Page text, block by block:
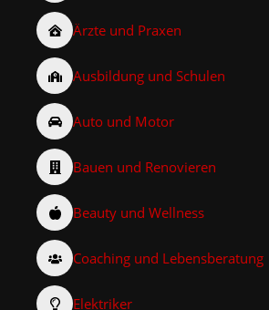
Ärzte und Praxen
Ausbildung und Schulen
Auto und Motor
Bauen und Renovieren
Beauty und Wellness
Coaching und Lebensberatung
Elektriker